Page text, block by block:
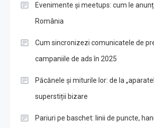
Evenimente și meetups: cum le
România
Cum sincronizezi comunicatele de
campaniile de ads în 2025
Păcănele și miturile lor: de la
superstiții bizare
Pariuri pe baschet: linii de puncte,